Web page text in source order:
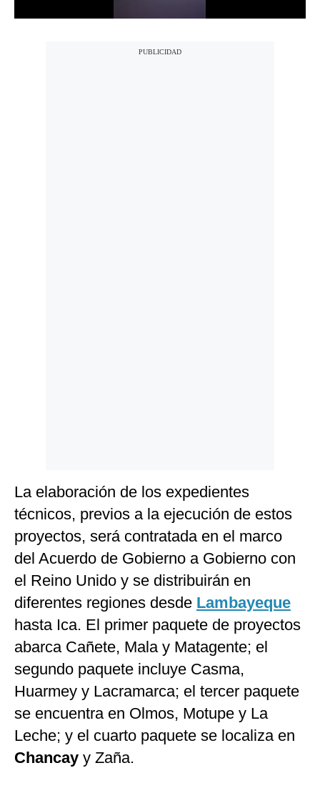
La elaboración de los expedientes
técnicos, previos a la ejecución de estos
proyectos, será contratada en el marco
del Acuerdo de Gobierno a Gobierno con
el Reino Unido y se distribuirán en
diferentes regiones desde Lambayeque
hasta Ica. El primer paquete de proyectos
abarca Cañete, Mala y Matagente; el
segundo paquete incluye Casma,
Huarmey y Lacramarca; el tercer paquete
se encuentra en Olmos, Motupe y La
Leche; y el cuarto paquete se localiza en
Chancay y Zaña.